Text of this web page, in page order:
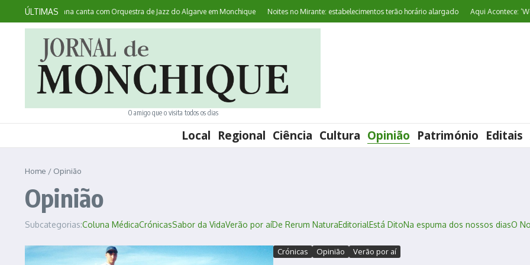
Ir para o conteúdo
ÚLTIMAS
australiana canta com Orquestra de Jazz do Algarve em Monchique Noites no Mirante: estabelecimentos terão horário alargado Aqui Acontece: ‘World
O amigo que o visita todos os dias
Local Regional Ciência Cultura Opinião Património Editais
Home / Opinião
Opinião
Subcategorias:Coluna MédicaCrónicasSabor da VidaVerão por aíDe Rerum NaturaEditorialEstá DitoNa espuma dos nossos diasO
Crónicas Opinião Verão por aí